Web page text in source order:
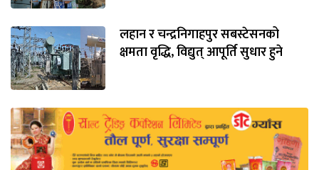
लहान र चन्द्रनिगाहपुर सबस्टेसनको
क्षमता वृद्धि, विद्युत् आपूर्ति सुधार हुने